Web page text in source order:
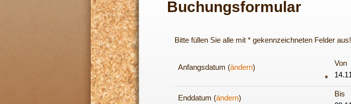
Buchungsformular
Bitte füllen Sie alle mit * gekennzeichneten Felder aus!
Anfangsdatum (ändern)
*
Von
Enddatum (ändern)
Bis